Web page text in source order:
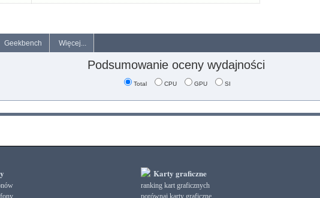
Geekbench Więcej...
Podsumowanie oceny wydajności
Total CPU GPU SI
Karty graficzne
ranking kart graficznych
porównaj karty graficzne